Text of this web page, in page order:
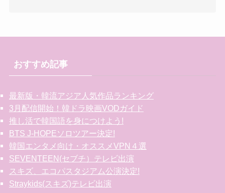
おすすめ記事
最新版・韓流アジア人気作品ランキング
3月配信開始！韓ドラ映画VODガイド
推し活で韓国語を身につけよう!
BTS J-HOPEソロツアー決定!
韓国エンタメ向け・オススメVPN４選
SEVENTEEN(セブチ）テレビ出演
スキズ、エコパスタジアム公演決定!
Straykids(スキズ)テレビ出演